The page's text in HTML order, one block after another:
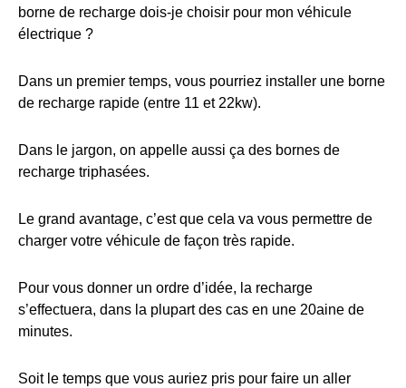
borne de recharge dois-je choisir pour mon véhicule
électrique ?
Dans un premier temps, vous pourriez installer une borne
de recharge rapide (entre 11 et 22kw).
Dans le jargon, on appelle aussi ça des bornes de
recharge triphasées.
Le grand avantage, c’est que cela va vous permettre de
charger votre véhicule de façon très rapide.
Pour vous donner un ordre d’idée, la recharge
s’effectuera, dans la plupart des cas en une 20aine de
minutes.
Soit le temps que vous auriez pris pour faire un aller